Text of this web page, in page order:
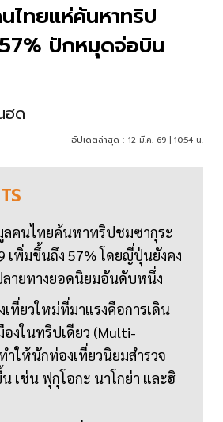
ทยแห่ค้นหาทริป
ปักหมุดจ่อบิน
ฮด
อัปเดตล่าสุด : 12 มี.ค. 69 | 10:54 น.
ลคนไทยค้นหาทริปชมซากุระ
เพิ่มขึ้นถึง 57% โดยญี่ปุ่นยังคง
ายทางยอดนิยมอันดับหนึ่ง
เที่ยวใหม่ที่มาแรงคือการเดิน
องในทริปเดียว (Multi-
ำให้นักท่องเที่ยวนิยมสำรวจ
น เช่น ฟุกุโอกะ นาโกย่า และฮิ